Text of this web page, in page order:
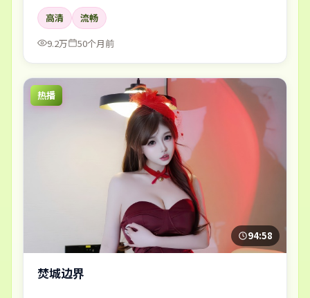
高清
流畅
9.2万
50个月前
热播
94:58
焚城边界